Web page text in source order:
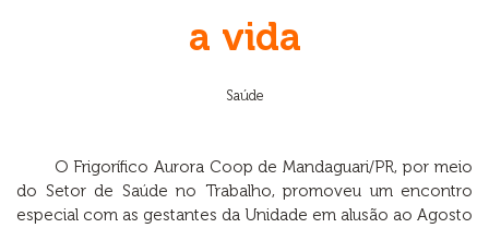
a vida
Saúde
O Frigorífico Aurora Coop de Mandaguari/PR, por meio
do Setor de Saúde no Trabalho, promoveu um encontro
especial com as gestantes da Unidade em alusão ao Agosto